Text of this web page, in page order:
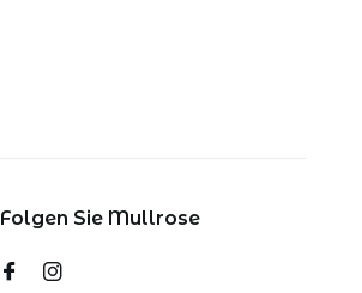
Folgen Sie Mullrose